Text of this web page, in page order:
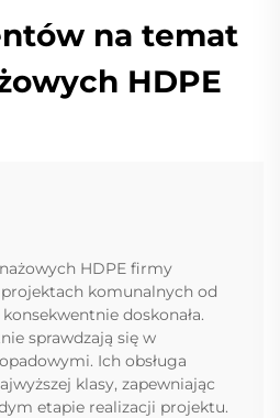
na temat
HDPE
HDPE firmy
komunalnych od
doskonała.
sprawdzają się w
Ich obsługa
klasy, zapewniając
etapie realizacji projektu.